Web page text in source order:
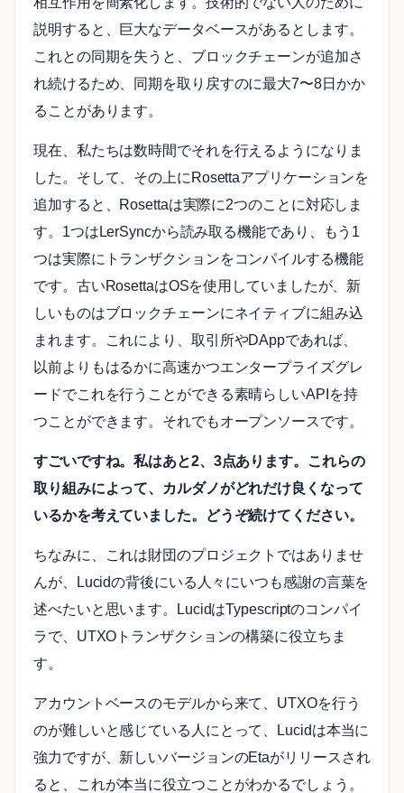
説明すると、巨大なデータベースがあるとします。
これとの同期を失うと、ブロックチェーンが追加さ
れ続けるため、同期を取り戻すのに最大7〜8日かか
ることがあります。
現在、私たちは数時間でそれを行えるようになりま
した。そして、その上にRosettaアプリケーションを
追加すると、Rosettaは実際に2つのことに対応しま
す。1つはLerSyncから読み取る機能であり、もう1
つは実際にトランザクションをコンパイルする機能
です。古いRosettaはOSを使用していましたが、新
しいものはブロックチェーンにネイティブに組み込
まれます。これにより、取引所やDAppであれば、
以前よりもはるかに高速かつエンタープライズグレ
ードでこれを行うことができる素晴らしいAPIを持
つことができます。それでもオープンソースです。
すごいですね。私はあと2、3点あります。これらの
取り組みによって、カルダノがどれだけ良くなって
いるかを考えていました。どうぞ続けてください。
ちなみに、これは財団のプロジェクトではありませ
んが、Lucidの背後にいる人々にいつも感謝の言葉を
述べたいと思います。LucidはTypescriptのコンパイ
ラで、UTXOトランザクションの構築に役立ちま
す。
アカウントベースのモデルから来て、UTXOを行う
のが難しいと感じている人にとって、Lucidは本当に
強力ですが、新しいバージョンのEtaがリリースされ
ると、これが本当に役立つことがわかるでしょう。